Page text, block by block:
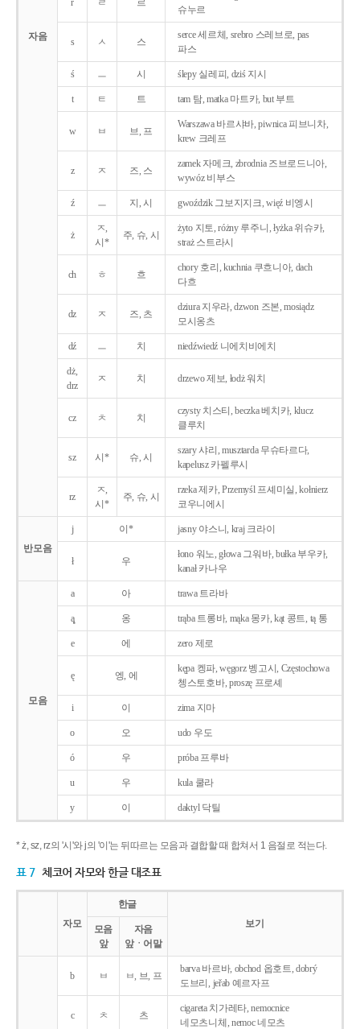
자음
r ㄹ 르
슈누르
s ㅅ 스
serce 세르체, srebro 스레브로, pas
파스
ś ㅡ 시 ślepy 실레피, dziś 지시
t ㅌ 트 tam 탐, matka 마트카, but 부트
w ㅂ 브, 프
Warszawa 바르샤바, piwnica 피브니차,
krew 크레프
z ㅈ 즈, 스
zamek 자메크, zbrodnia 즈브로드니아,
wywóz 비부스
ź ㅡ 지, 시 gwoździk 그보지지크, więź 비엥시
ż
ㅈ,
시*
주, 슈, 시
żyto 지토, różny 루주니, łyżka 위슈카,
straż 스트라시
ch ㅎ 흐
chory 호리, kuchnia 쿠흐니아, dach
다흐
dz ㅈ 즈, 츠
dziura 지우라, dzwon 즈본, mosiądz
모시옹츠
dź ㅡ 치 niedźwiedź 니에치비에치
dż,
drz
ㅈ 치 drzewo 제보, łodż 워치
cz ㅊ 치
czysty 치스티, beczka 베치카, klucz
클루치
sz 시* 슈, 시
szary 샤리, musztarda 무슈타르다,
kapelusz 카펠루시
rz
ㅈ,
시*
주, 슈, 시
rzeka 제카, Przemyśl 프셰미실, kołnierz
코우니에시
반모음
j 이* jasny 야스니, kraj 크라이
ł 우
łono 워노, głowa 그워바, bułka 부우카,
kanał 카나우
모음
a 아 trawa 트라바
ą̨ 옹 trąba 트롱바, mąka 몽카, kąt 콩트, tą 통
e 에 zero 제로
ę 엥, 에
kępa 켕파, węgorz 벵고시, Częstochowa
쳉스토호바, proszę 프로셰
i 이 zima 지마
o 오 udo 우도
ó 우 próba 프루바
u 우 kula 쿨라
y 이 daktyl 닥틸
* ż, sz, rz의 '시'와 j의 '이'는 뒤따르는 모음과 결합할 때 합쳐서 1 음절로 적는다.
표 7 체코어 자모와 한글 대조표
자모
한글
보기
모음
앞
자음
앞ㆍ어말
b ㅂ ㅂ, 브, 프
barva 바르바, obchod 옵호트, dobrý
도브리, jeřab 예르자프
c ㅊ 츠
cigareta 치가레타, nemocnice
네모츠니체, nemoc 네모츠